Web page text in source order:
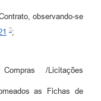
observando-se
;
/Licitações
as Fichas de